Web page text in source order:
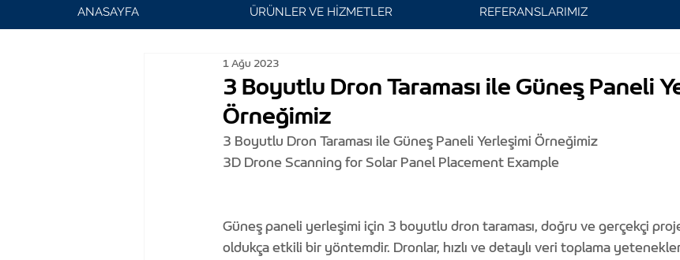
ANASAYFA ÜRÜNLER VE HİZMETLER REFERANSLARIMIZ
3 Boyutlu Dron Taraması ile Güneş Paneli
Örneğimiz
1 Ağu 2023
3 Boyutlu Dron Taraması ile Güneş Paneli Yerleşimi Örneğimiz
3D Drone Scanning for Solar Panel Placement Example
Güneş paneli yerleşimi için 3 boyutlu dron taraması, doğru ve gerçekçi
oldukça etkili bir yöntemdir. Dronlar, hızlı ve detaylı veri toplama